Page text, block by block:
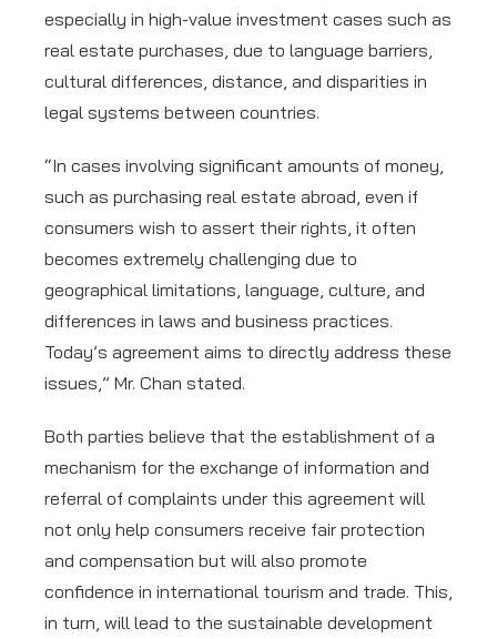
especially in high-value investment cases such as
real estate purchases, due to language barriers,
cultural differences, distance, and disparities in
legal systems between countries.
“In cases involving significant amounts of money,
such as purchasing real estate abroad, even if
consumers wish to assert their rights, it often
becomes extremely challenging due to
geographical limitations, language, culture, and
differences in laws and business practices.
Today’s agreement aims to directly address these
issues,” Mr. Chan stated.
Both parties believe that the establishment of a
mechanism for the exchange of information and
referral of complaints under this agreement will
not only help consumers receive fair protection
and compensation but will also promote
confidence in international tourism and trade. This,
in turn, will lead to the sustainable development